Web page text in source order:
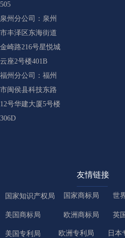
505
泉州分公司：泉州
市丰泽区东海街道
金崎路216号星悦城
云座2号楼401B
福州分公司：福州
市闽侯县科技东路
12号华建大厦5号楼
306D
友情链接
国家知识产权局 国家商标局 世
美国商标局 欧洲商标局 英
美国专利局 欧洲专利局 日本